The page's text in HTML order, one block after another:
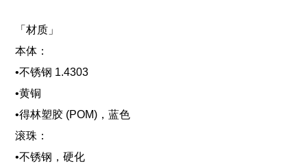
「材质」
本体：
•不锈钢 1.4303
•黄铜
•得林塑胶 (POM)，蓝色
滚珠：
•不锈钢，硬化